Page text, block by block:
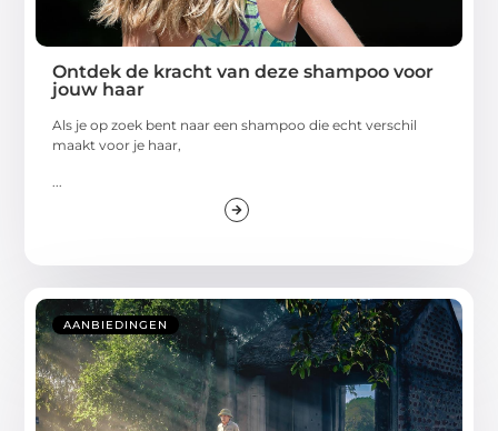
Ontdek de kracht van deze shampoo voor
jouw haar
Als je op zoek bent naar een shampoo die echt verschil
maakt voor je haar,
AANBIEDINGEN